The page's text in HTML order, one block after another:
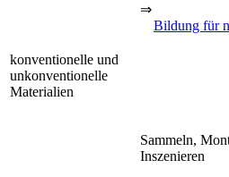
⇒
Bildung für
konventionelle und
unkonventionelle
Materialien
Sammeln,
Inszenieren